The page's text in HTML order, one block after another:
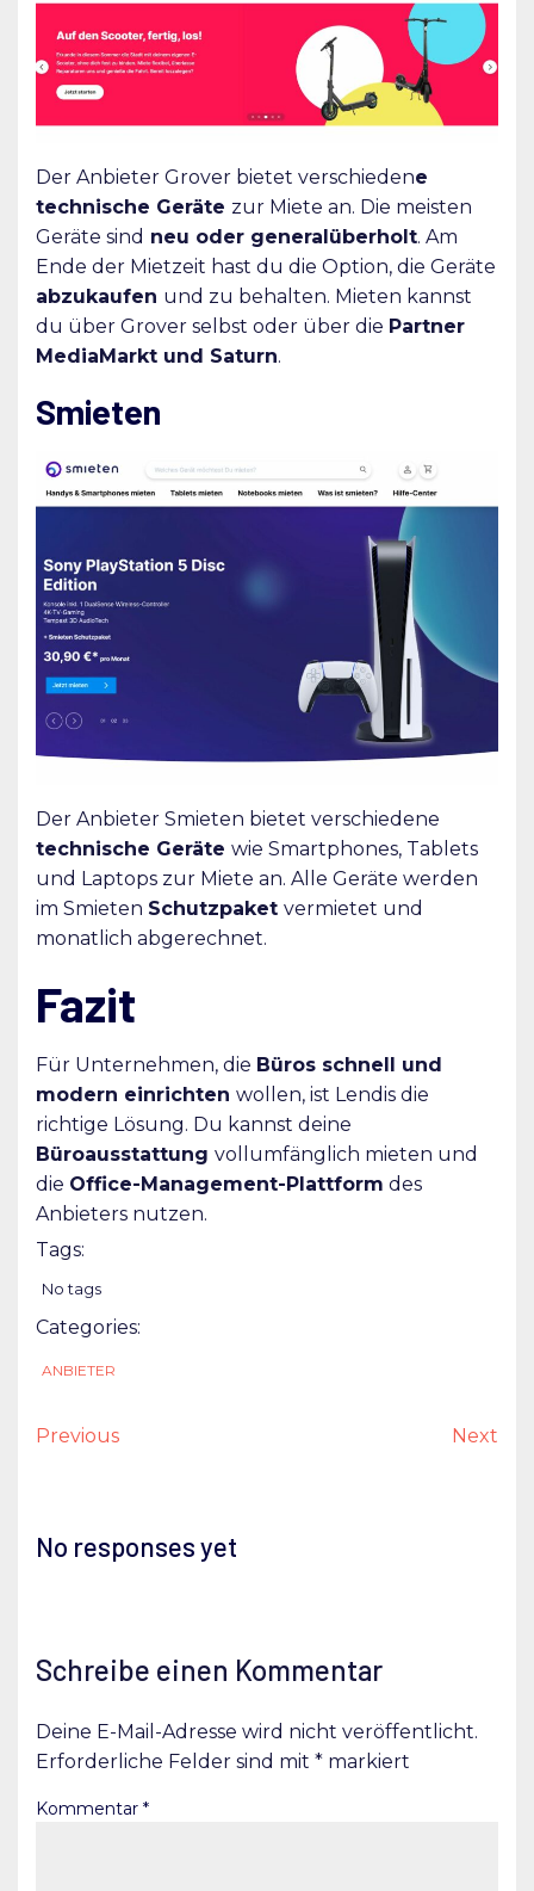
Der Anbieter Grover bietet verschiedene
technische Geräte zur Miete an. Die meisten
Geräte sind neu oder generalüberholt. Am
Ende der Mietzeit hast du die Option, die Geräte
abzukaufen und zu behalten. Mieten kannst
du über Grover selbst oder über die Partner
MediaMarkt und Saturn.
Smieten
Der Anbieter Smieten bietet verschiedene
technische Geräte wie Smartphones, Tablets
und Laptops zur Miete an. Alle Geräte werden
im Smieten Schutzpaket vermietet und
monatlich abgerechnet.
Fazit
Für Unternehmen, die Büros schnell und
modern einrichten wollen, ist Lendis die
richtige Lösung. Du kannst deine
Büroausstattung vollumfänglich mieten und
die Office-Management-Plattform des
Anbieters nutzen.
Tags:
No tags
Categories:
ANBIETER
Previous Next
No responses yet
Schreibe einen Kommentar
Deine E-Mail-Adresse wird nicht veröffentlicht.
Erforderliche Felder sind mit * markiert
Kommentar *